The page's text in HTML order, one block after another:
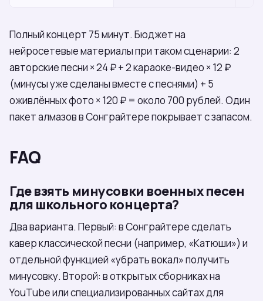
Полный концерт 75 минут. Бюджет на
нейросетевые материалы при таком сценарии: 2
авторские песни × 24 ₽ + 2 караоке-видео × 12 ₽
(минусы уже сделаны вместе с песнями) + 5
оживлённых фото × 120 ₽ = около 700 рублей. Один
пакет алмазов в Сонграйтере покрывает с запасом.
FAQ
Где взять минусовки военных песен
для школьного концерта?
Два варианта. Первый: в Сонграйтере сделать
кавер классической песни (например, «Катюши») и
отдельной функцией «убрать вокал» получить
минусовку. Второй: в открытых сборниках на
YouTube или специализированных сайтах для